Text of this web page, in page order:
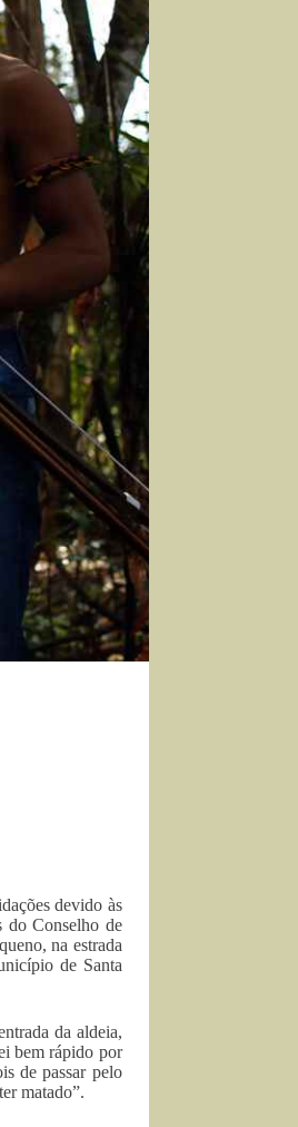
devido às
do Conselho de
na estrada
de Santa
da aldeia,
bem rápido por
de passar pelo
matado”.